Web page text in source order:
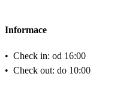
Informace
• Check in: od 16:00
• Check out: do 10:00